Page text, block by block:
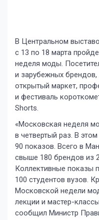
В Центральном
с 13 по 18 марта
неделя моды.
и зарубежных брендов,
открытый маркет,
и фестиваль
Shorts.
«Московская неделя
в четвертый раз. В
90 показов. Всего в
свыше 180 брендов из
Коллективные показы
100 студентов вузов.
Московской недели
лекции и мастер-
сообщил Министр